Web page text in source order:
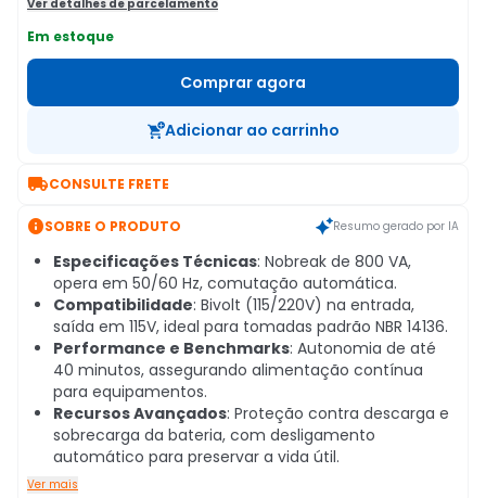
Ver detalhes de parcelamento
Em estoque
Comprar agora
Adicionar ao carrinho
CONSULTE FRETE
SOBRE O PRODUTO Resumo gerado por IA
Especificações Técnicas: Nobreak de 800 VA,
opera em 50/60 Hz, comutação automática.
Compatibilidade: Bivolt (115/220V) na entrada,
saída em 115V, ideal para tomadas padrão NBR 14136.
Performance e Benchmarks: Autonomia de até
40 minutos, assegurando alimentação contínua
para equipamentos.
Recursos Avançados: Proteção contra descarga e
sobrecarga da bateria, com desligamento
automático para preservar a vida útil.
Ver mais